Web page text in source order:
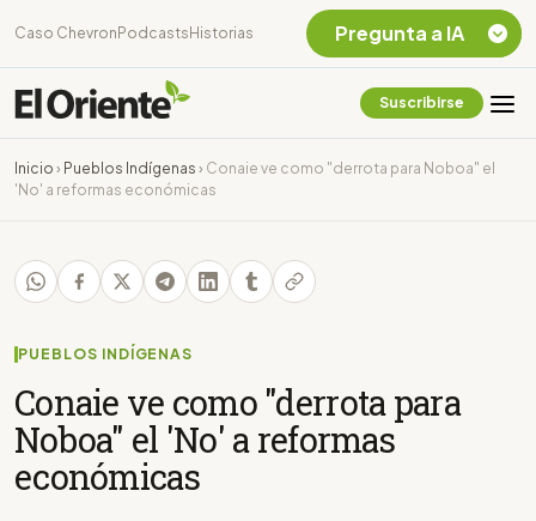
Caso Chevron Podcasts Historias
Suscribirse
Inicio › Pueblos Indígenas › Conaie ve como "derrota para Noboa" el
'No' a reformas económicas
PUEBLOS INDÍGENAS
Conaie ve como "derrota para
Noboa" el 'No' a reformas
económicas
Pregunta a IA
Chevron Ecuador